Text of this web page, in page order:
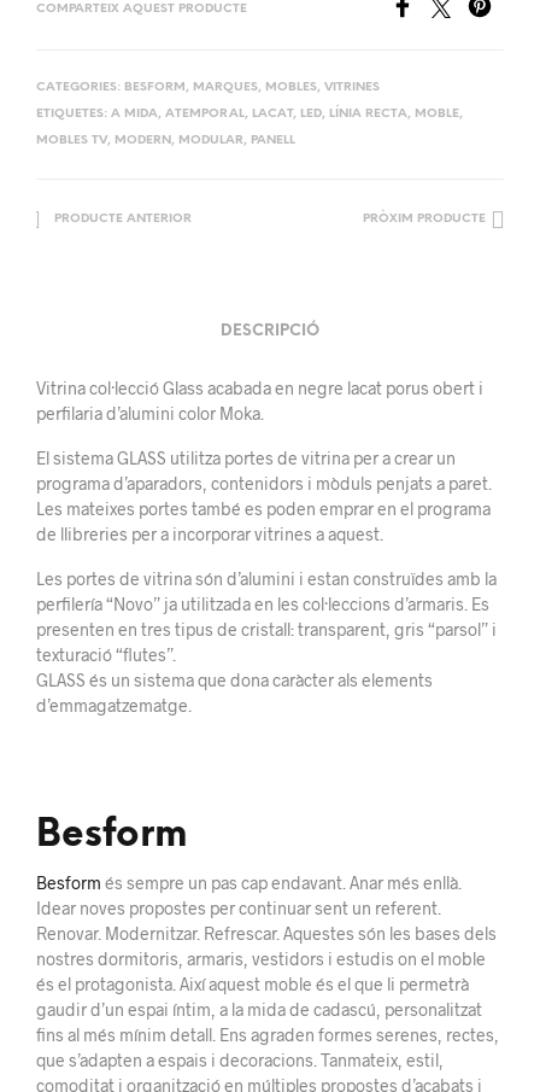
COMPARTEIX AQUEST PRODUCTE
CATEGORIES: BESFORM , MARQUES, MOBLES, VITRINES
ETIQUETES: A MIDA, ATEMPORAL, LACAT, LED, LÍNIA RECTA, MOBLE,
MOBLES TV, MODERN , MODULAR, PANELL
PRODUCTE ANTERIOR PRÒXIM PRODUCTE
DESCRIPCIÓ
Vitrina col·lecció Glass acabada en negre lacat porus obert i
perfilaria d’alumini color Moka.
El sistema GLASS utilitza portes de vitrina per a crear un
programa d’aparadors, contenidors i mòduls penjats a paret.
Les mateixes portes també es poden emprar en el programa
de llibreries per a incorporar vitrines a aquest.
Les portes de vitrina són d’alumini i estan construïdes amb la
perfilería “Novo” ja utilitzada en les col·leccions d’armaris. Es
presenten en tres tipus de cristall: transparent, gris “parsol” i
texturació “flutes”.
GLASS és un sistema que dona caràcter als elements
d’emmagatzematge.
Besform
Besform és sempre un pas cap endavant. Anar més enllà.
Idear noves propostes per continuar sent un referent.
Renovar. Modernitzar. Refrescar. Aquestes són les bases dels
nostres dormitoris, armaris, vestidors i estudis on el moble
és el protagonista. Així aquest moble és el que li permetrà
gaudir d’un espai íntim, a la mida de cadascú, personalitzat
fins al més mínim detall. Ens agraden formes serenes, rectes,
que s’adapten a espais i decoracions. Tanmateix, estil,
comoditat i organització en múltiples propostes d’acabats i